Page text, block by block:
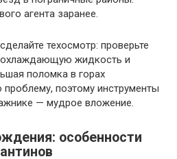
агента заранее.
техосмотр: проверьте
охлаждающую жидкость и
поломка в горах
поэтому инструменты
— мудрое вложение.
особенности